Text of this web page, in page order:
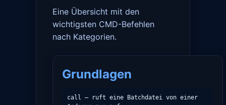
Eine Übersicht mit den
wichtigsten CMD-Befehlen
nach Kategorien.
Grundlagen
call – ruft eine Batchdatei von einer